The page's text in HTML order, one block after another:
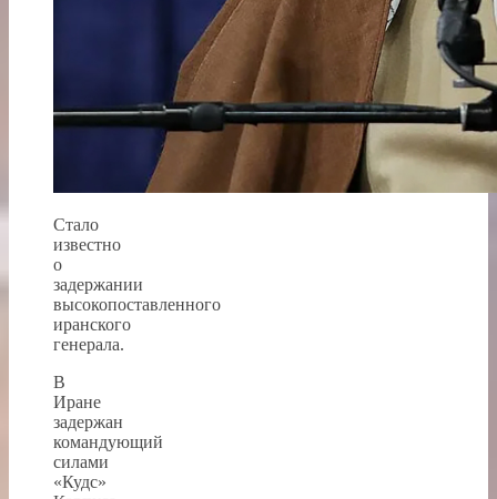
Стало
известно
о
задержании
высокопоставленного
иранского
генерала.
В
Иране
задержан
командующий
силами
«Кудс»